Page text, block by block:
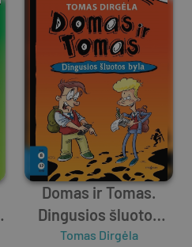
Domas ir Tomas.
Dingusios šluotos
byla
Tomas Dirgėla